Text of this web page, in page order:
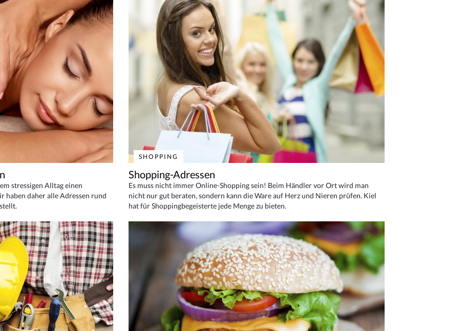
stressigen Alltag einen
haben daher alle Adressen rund
SHOPPING
Shopping-Adressen
Es muss nicht immer Online-Shopping sein! Beim Händler vor Ort wird man
nicht nur gut beraten, sondern kann die Ware auf Herz und Nieren prüfen. Kiel
hat für Shoppingbegeisterte jede Menge zu bieten.